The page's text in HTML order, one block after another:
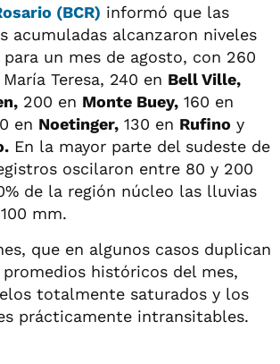
(BCR) informó que las
acumuladas alcanzaron niveles
un mes de agosto, con 260
Teresa, 240 en Bell Ville,
200 en Monte Buey, 160 en
en Noetinger, 130 en Rufino y
En la mayor parte del sudeste de
oscilaron entre 80 y 200
de la región núcleo las lluvias
mm.
que en algunos casos duplican
históricos del mes,
totalmente saturados y los
prácticamente intransitables.